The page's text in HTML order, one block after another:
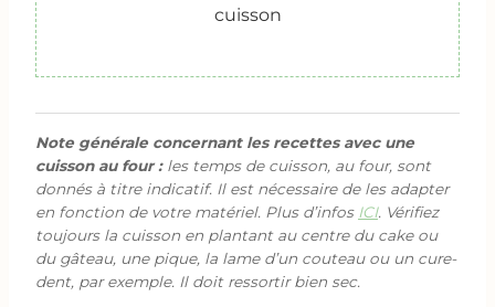
cuisson
Note générale concernant les recettes avec une
cuisson au four :les temps de cuisson, au four, sont
donnés à titre indicatif. Il est nécessaire de les adapter
en fonction de votre matériel. Plus d’infos ICI. Vérifiez
toujours la cuisson en plantant au centre du cake ou
du gâteau, une pique, la lame d’un couteau ou un cure-
dent, par exemple. Il doit ressortir bien sec.